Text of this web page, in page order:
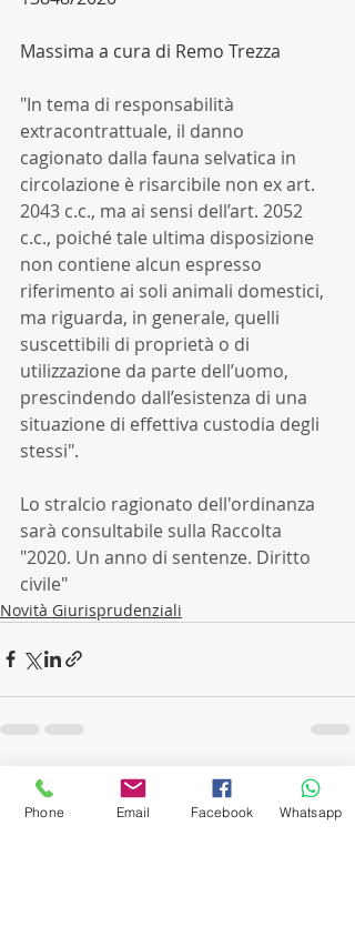
Massima a cura di Remo Trezza
"In tema di responsabilità
extracontrattuale, il danno
cagionato dalla fauna selvatica in
circolazione è risarcibile non ex art.
2043 c.c., ma ai sensi dell’art. 2052
c.c., poiché tale ultima disposizione
non contiene alcun espresso
riferimento ai soli animali domestici,
ma riguarda, in generale, quelli
suscettibili di proprietà o di
utilizzazione da parte dell’uomo,
prescindendo dall’esistenza di una
situazione di effettiva custodia degli
stessi".
Lo stralcio ragionato dell'ordinanza
sarà consultabile sulla Raccolta
"2020. Un anno di sentenze. Diritto
civile"
Novità Giurisprudenziali
Post recenti Mostra tutti
Phone Email Facebook Whatsapp